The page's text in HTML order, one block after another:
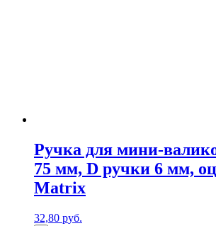
Ручка для мини-
75 мм, D ручки 6 мм,
Matrix
32,80 руб.